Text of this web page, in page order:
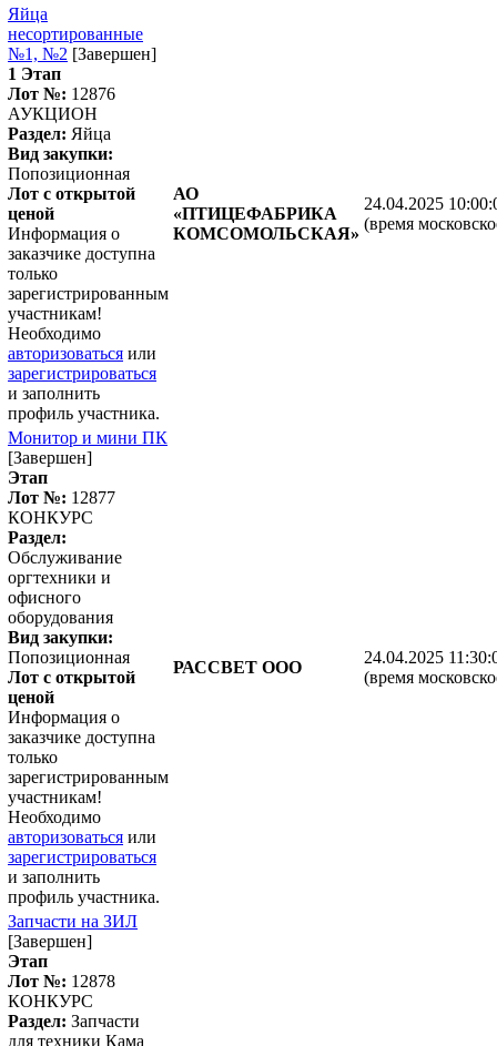
Яйца
несортированные
№1, №2 [Завершен]
1 Этап
Лот №: 12876
АУКЦИОН
Раздел: Яйца
Вид закупки:
Попозиционная
Лот с открытой
ценой
Информация о
заказчике доступна
только
зарегистрированным
участникам!
Необходимо
авторизоваться или
зарегистрироваться
и заполнить
профиль участника.
АО
«ПТИЦЕФАБРИКА
КОМСОМОЛЬСКАЯ»
24.04.2025
(время
Монитор и мини ПК
[Завершен]
Этап
Лот №: 12877
КОНКУРС
Раздел:
Обслуживание
оргтехники и
офисного
оборудования
Вид закупки:
Попозиционная
Лот с открытой
ценой
Информация о
заказчике доступна
только
зарегистрированным
участникам!
Необходимо
авторизоваться или
зарегистрироваться
и заполнить
профиль участника.
РАССВЕТ ООО
24.04.2025
(время
Запчасти на ЗИЛ
[Завершен]
Этап
Лот №: 12878
КОНКУРС
Раздел: Запчасти
для техники Кама